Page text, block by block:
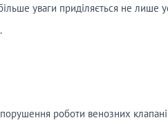
уваги приділяється не лише
роботи венозних